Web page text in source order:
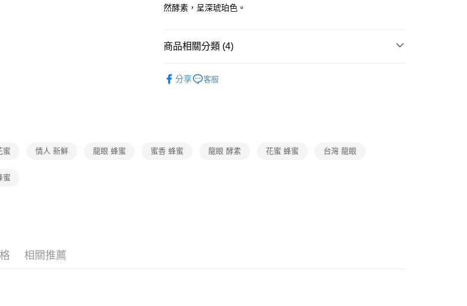
然酵素，呈深琥珀色。
商品相關分類 (4)
分享 客服
蜜 情人 新鮮 龍眼 蜂蜜 蜜香 蜂蜜 龍眼 酵素 花蜜 蜂蜜 台灣 龍眼
蜜
相關推薦